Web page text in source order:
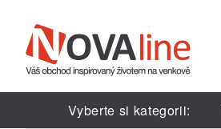
Vyberte si kategorii: